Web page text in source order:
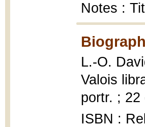
Notes :
L.-O.
Valois
portr. ; 22
ISBN : Rel